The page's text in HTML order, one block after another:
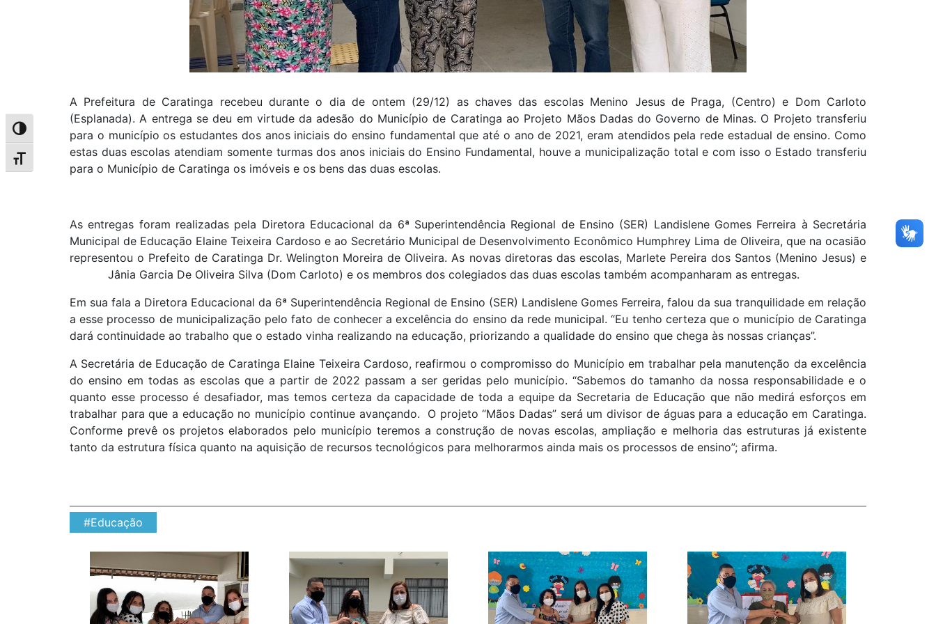
Alternar alto contraste
Alternar tamanho da fonte
A Prefeitura de Caratinga recebeu durante o dia de ontem (29/12) as chaves das escolas Menino Jesus de Praga, (Centro) e Dom Carloto
(Esplanada). A entrega se deu em virtude da adesão do Município de Caratinga ao Projeto Mãos Dadas do Governo de Minas. O Projeto transferiu
para o município os estudantes dos anos iniciais do ensino fundamental que até o ano de 2021, eram atendidos pela rede estadual de ensino. Como
estas duas escolas atendiam somente turmas dos anos iniciais do Ensino Fundamental, houve a municipalização total e com isso o Estado transferiu
para o Município de Caratinga os imóveis e os bens das duas escolas.
As entregas foram realizadas pela Diretora Educacional da 6ª Superintendência Regional de Ensino (SER) Landislene Gomes Ferreira à Secretária
Municipal de Educação Elaine Teixeira Cardoso e ao Secretário Municipal de Desenvolvimento Econômico Humphrey Lima de Oliveira, que na ocasião
representou o Prefeito de Caratinga Dr. Welington Moreira de Oliveira. As novas diretoras das escolas, Marlete Pereira dos Santos (Menino Jesus) e
Jânia Garcia De Oliveira Silva (Dom Carloto) e os membros dos colegiados das duas escolas também acompanharam as entregas.
Em sua fala a Diretora Educacional da 6ª Superintendência Regional de Ensino (SER) Landislene Gomes Ferreira, falou da sua tranquilidade em relação
a esse processo de municipalização pelo fato de conhecer a excelência do ensino da rede municipal. “Eu tenho certeza que o município de Caratinga
dará continuidade ao trabalho que o estado vinha realizando na educação, priorizando a qualidade do ensino que chega às nossas crianças”.
A Secretária de Educação de Caratinga Elaine Teixeira Cardoso, reafirmou o compromisso do Município em trabalhar pela manutenção da excelência
do ensino em todas as escolas que a partir de 2022 passam a ser geridas pelo município. “Sabemos do tamanho da nossa responsabilidade e o
quanto esse processo é desafiador, mas temos certeza da capacidade de toda a equipe da Secretaria de Educação que não medirá esforços em
trabalhar para que a educação no município continue avançando. O projeto “Mãos Dadas” será um divisor de águas para a educação em Caratinga.
Conforme prevê os projetos elaborados pelo município teremos a construção de novas escolas, ampliação e melhoria das estruturas já existente
tanto da estrutura física quanto na aquisição de recursos tecnológicos para melhorarmos ainda mais os processos de ensino”; afirma.
#Educação